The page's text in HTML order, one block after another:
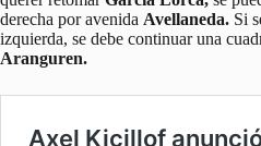
derecha por avenida Avellaneda. Si
izquierda, se debe continuar una
Aranguren.